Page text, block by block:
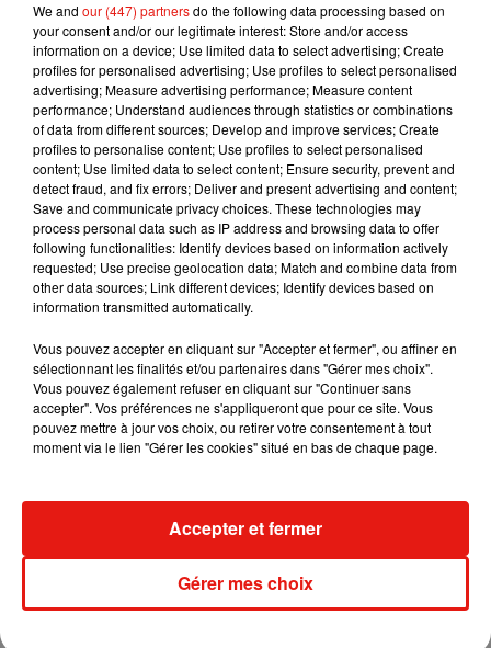
grimper au septième ciel avec votre partenaire.Et si vous n’y
avez pas pensé avant, sachez qu’en cas de brûlure, un peu
d’eau fraîche et de savon peuvent atténuer la douleur ; pour
une égratignure ou une petite plaie, une solution
antiseptique et un pansement et vous serez prêt(e) à repartir
pour une nouvelle partie de jambes en l’air.
Musique
5 août 2026
Benny Blanco invite Selena Gomez et
Becky G sur son nouveau single
4 août 2026
We and our (447) partnersdo the following data processing based on
your consent and/or our legitimate interest: Store and/or access
information on a device; Use limited data to select advertising; Create
profiles for personalised advertising; Use profiles to select personalised
advertising; Measure advertising performance; Measure content
performance; Understand audiences through statistics or combinations
of data from different sources; Develop and improve services; Create
profiles to personalise content; Use profiles to select personalised
content; Use limited data to select content; Ensure security, prevent and
detect fraud, and fix errors; Deliver and present advertising and content;
Save and communicate privacy choices. These technologies may
process personal data such as IP address and browsing data to offer
following functionalities: Identify devices based on information actively
requested; Use precise geolocation data; Match and combine data from
other data sources; Link different devices; Identify devices based on
information transmitted automatically.
Vous pouvez accepter en cliquant sur "Accepter et fermer", ou affiner en
sélectionnant les finalités et/ou partenaires dans "Gérer mes choix".
Vous pouvez également refuser en cliquant sur "Continuer sans
accepter". Vos préférences ne s'appliqueront que pour ce site. Vous
pouvez mettre à jour vos choix, ou retirer votre consentement à tout
moment via le lien "Gérer les cookies" situé en bas de chaque page.
Gérer mes choix
Accepter et fermer